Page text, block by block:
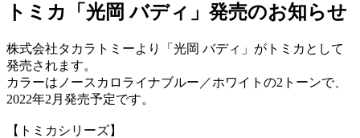
トミカ「光岡 バディ」発売のお知らせ
株式会社タカラトミーより「光岡 バディ」がトミカとして
発売されます。
カラーはノースカロライナブルー／ホワイトの2トーンで、
2022年2月発売予定です。
【トミカシリーズ】